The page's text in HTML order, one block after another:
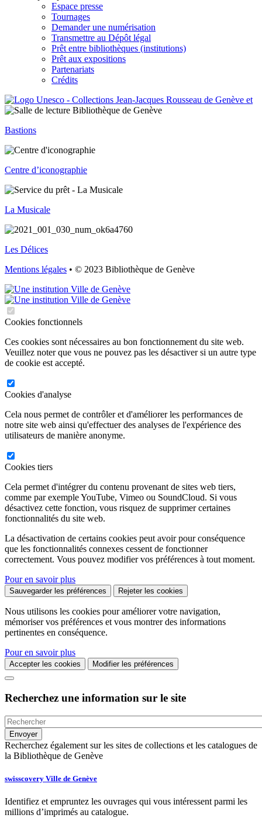
Espace presse
Tournages
Demander une numérisation
Transmettre au Dépôt légal
Prêt entre bibliothèques (institutions)
Prêt aux expositions
Partenariats
Crédits
Bastions
Centre d’iconographie
La Musicale
Les Délices
Mentions légales • © 2023 Bibliothèque de Genève
Cookies fonctionnels
Ces cookies sont nécessaires au bon fonctionnement du site web.
Veuillez noter que vous ne pouvez pas les désactiver si un autre type
de cookie est accepté.
Cookies d'analyse
Cela nous permet de contrôler et d'améliorer les performances de
notre site web ainsi qu'effectuer des analyses de l'expérience des
utilisateurs de manière anonyme.
Cookies tiers
Cela permet d'intégrer du contenu provenant de sites web tiers,
comme par exemple YouTube, Vimeo ou SoundCloud. Si vous
désactivez cette fonction, vous risquez de supprimer certaines
fonctionnalités du site web.
La désactivation de certains cookies peut avoir pour conséquence
que les fonctionnalités connexes cessent de fonctionner
correctement. Vous pouvez modifier vos préférences à tout moment.
Pour en savoir plus
Sauvegarder les préférences Rejeter les cookies
Nous utilisons les cookies pour améliorer votre navigation,
mémoriser vos préférences et vous montrer des informations
pertinentes en conséquence.
Pour en savoir plus
Accepter les cookies Modifier les préférences
Recherchez une information sur le site
Recherchez également sur les sites de collections et les catalogues de
la Bibliothèque de Genève
swisscovery Ville de Genève
Identifiez et empruntez les ouvrages qui vous intéressent parmi les
millions d’imprimés au catalogue.